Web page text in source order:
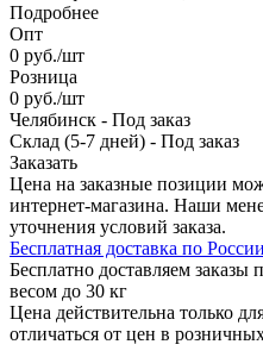
Подробнее
Опт
0 руб./шт
Розница
0 руб./шт
Челябинск - Под заказ
Склад (5-7 дней) - Под заказ
Заказать
Цена на заказные позиции
интернет-магазина. Наши
уточнения условий заказа.
Бесплатная доставка по
Бесплатно доставляем заказы
весом до 30 кг
Цена действительна только
отличаться от цен в